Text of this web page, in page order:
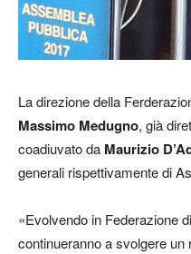
La direzione della
Massimo Medugno, già
coadiuvato da Maurizio
generali rispettivamente di
«Evolvendo in Federazione
continueranno a svolgere